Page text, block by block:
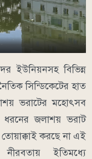
ইউনিয়নসহ বিভিন্ন
সিন্ডিকেটের হাত
ভরাটের মহোৎসব
জলাশয় ভরাট
করছে না এই
ইতিমধ্যে